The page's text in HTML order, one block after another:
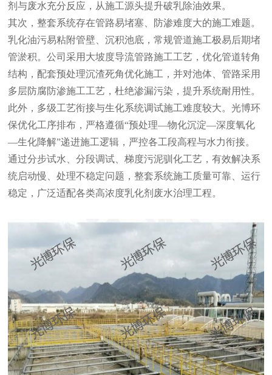
剂与废水充分反应，从施工源头提升破乳除油效果。
其次，整套系统存在管路易堵塞、防渗难度大的施工难题。
乳化油污易粘附管壁、沉积池底，常规管道施工极易后期堵
管淤积。公司采用大坡度导流管路施工工艺，优化管道转角
结构，配套预处理沉渣死角优化施工，并对池体、管路采用
多层防腐防渗施工工艺，杜绝渗漏污染，提升系统耐用性。
此外，多级工艺衔接与生化系统调试施工难度较大。光博环
保优化工序排布，严格遵循“预处理—物化沉淀—深度氧化
—生化降解”递进施工逻辑，严控各工段高程与水力衔接。
通过分步试水、分段调试、梯度污泥驯化工艺，有效解决系
统启动慢、处理不稳定问题，整套系统施工质量可靠、运行
稳定，广泛适配各类高浓度乳化剂废水治理工程。